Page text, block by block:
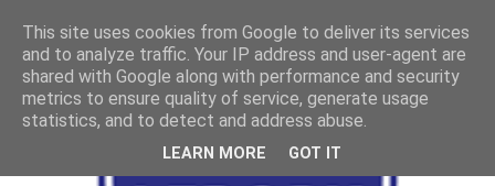
This site uses cookies from Google to deliver its services
and to analyze traffic. Your IP address and user-agent are
shared with Google along with performance and security
metrics to ensure quality of service, generate usage
statistics, and to detect and address abuse.
LEARN MORE GOT IT